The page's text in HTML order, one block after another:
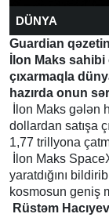
DÜNYA
Guardian
İlon Maks
çıxarmaqla
hazırda onun
İlon Maks gələn
dollardan satışa
1,77 trillyona
İlon Maks
yaratdığını
kosmosun geniş
Rüstəm Hacıyev